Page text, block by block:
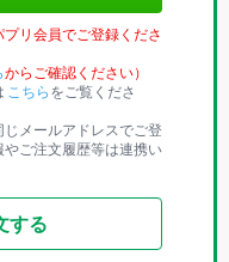
リ会員でご登録くださ
からご確認ください）
こちら をご覧くださ
メールアドレスでご登
ご注文履歴等は連携い
する